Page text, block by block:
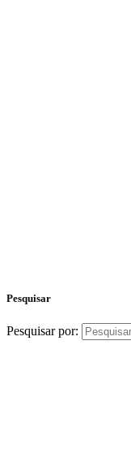
Pesquisar
Pesquisar por: